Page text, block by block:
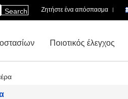
Ζητήστε ένα απόσπασμα |
Search
Ποιοτικός έλεγχος